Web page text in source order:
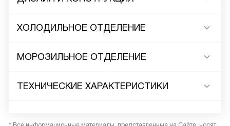
ХОЛОДИЛЬНОЕ ОТДЕЛЕНИЕ
МОРОЗИЛЬНОЕ ОТДЕЛЕНИЕ
ТЕХНИЧЕСКИЕ ХАРАКТЕРИСТИКИ